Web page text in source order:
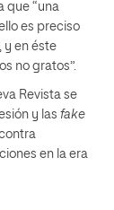
que “una
es preciso
y en éste
no gratos”.
Revista se
y las fake
en la era